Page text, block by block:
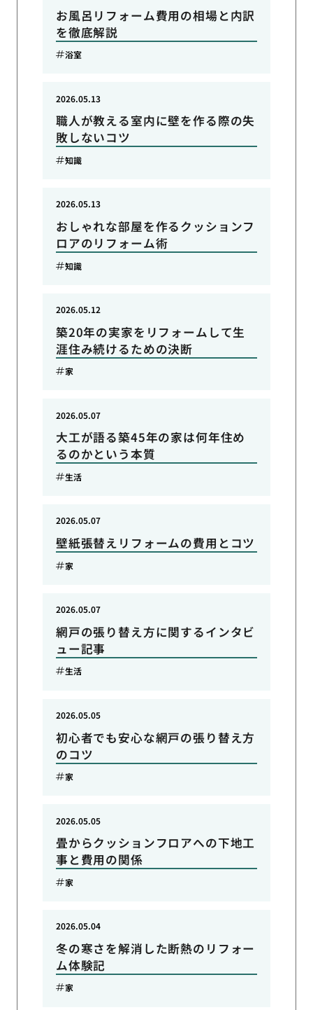
お風呂リフォーム費用の相場と内訳
を徹底解説
浴室
職人が教える室内に壁を作る際の失
敗しないコツ
2026.05.13
知識
おしゃれな部屋を作るクッションフ
ロアのリフォーム術
2026.05.13
知識
築20年の実家をリフォームして生
涯住み続けるための決断
2026.05.12
家
大工が語る築45年の家は何年住め
るのかという本質
2026.05.07
生活
壁紙張替えリフォームの費用とコツ
2026.05.07
家
網戸の張り替え方に関するインタビ
ュー記事
2026.05.07
生活
初心者でも安心な網戸の張り替え方
のコツ
2026.05.05
家
畳からクッションフロアへの下地工
事と費用の関係
2026.05.05
家
冬の寒さを解消した断熱のリフォー
ム体験記
2026.05.04
家